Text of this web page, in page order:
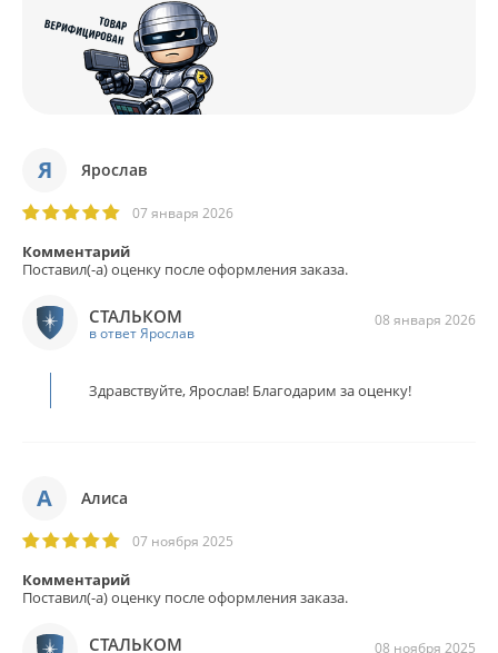
Я Ярослав
07 января 2026
Комментарий
Поставил(-а) оценку после оформления заказа.
08 января 2026
СТАЛЬКОМ
в ответ Ярослав
Здравствуйте, Ярослав! Благодарим за оценку!
А Алиса
07 ноября 2025
Комментарий
Поставил(-а) оценку после оформления заказа.
08 ноября 2025
СТАЛЬКОМ